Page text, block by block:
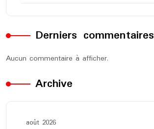
Derniers commentaires
Aucun commentaire à afficher.
Archive
août 2026